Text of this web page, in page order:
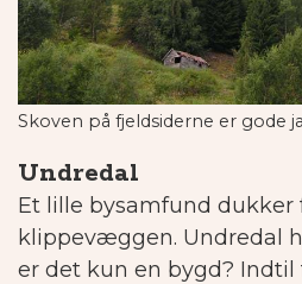
Skoven på fjeldsiderne er gode
Undredal
Et lille bysamfund dukker
klippevæggen. Undredal
er det kun en bygd? Indtil